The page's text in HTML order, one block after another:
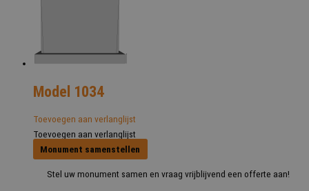
Model 1034
Toevoegen aan verlanglijst
Toevoegen aan verlanglijst
Monument samenstellen
Stel uw monument samen en vraag vrijblijvend een offerte aan!